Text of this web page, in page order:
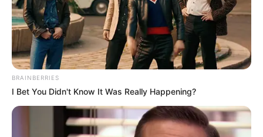
BRAINBERRIES
I Bet You Didn't Know It Was Really Happening?